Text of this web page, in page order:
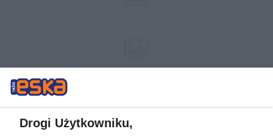
Drogi Użytkowniku,